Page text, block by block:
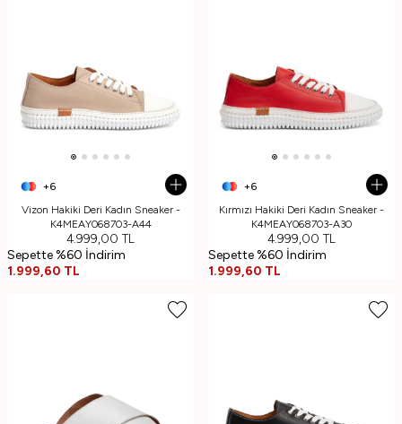
+6
Vizon Hakiki Deri Kadın Sneaker -
K4MEAY068703-A44
4.999,00 TL
Sepette %60 İndirim
1.999,60 TL
+6
Kırmızı Hakiki Deri Kadın Sneaker -
K4MEAY068703-A30
4.999,00 TL
Sepette %60 İndirim
1.999,60 TL